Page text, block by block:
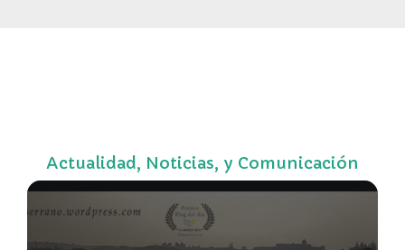
Actualidad, Noticias, y Comunicación